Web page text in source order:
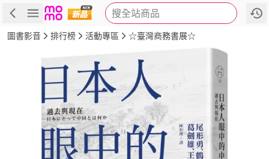
搜全站商品
商品 評價 簡介 詳細資訊
圖書影音 排行榜 活動專區 ☆臺灣商務書展☆